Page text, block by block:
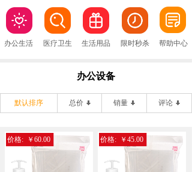
限时秒杀 帮助中心
办公生活 生活用品
医疗卫生
办公设备
默认排序 总价 销量 评论
价格: ￥60.00 价格: ￥45.00